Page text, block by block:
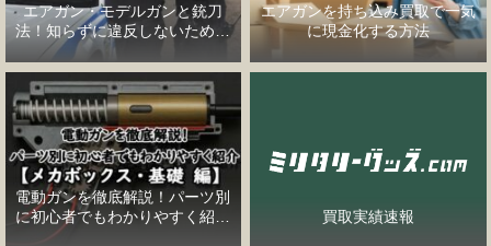
エアガン・モデルガンと銃刀
法！知らずに違反しないための
完全ガイド
エアガンを持ち込み買取で一気
に現金化する方法
電動ガンを徹底解説！パーツ別
に初心者でもわかりやすく紹介
【メカボックス・基礎編】
買取実績速報